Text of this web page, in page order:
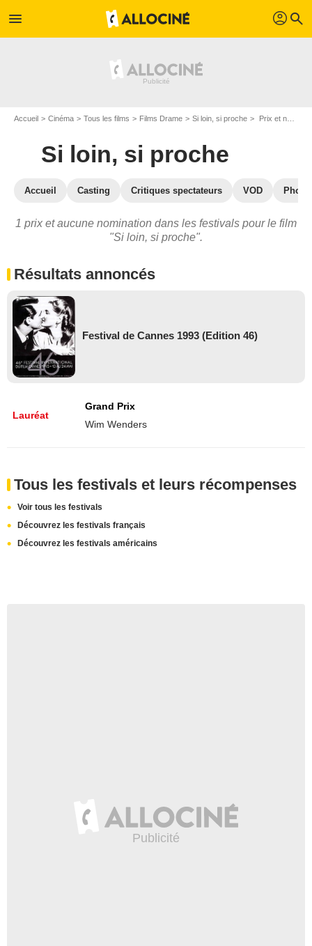
menu profil search
Accueil Cinéma Tous les films Films Drame Si loin, si proche Prix et nominations pour Si loin, si proche
Si loin, si proche
Accueil Casting Critiques spectateurs VOD
1 prix et aucune nomination dans les festivals pour le film
"Si loin, si proche".
Résultats annoncés
Festival de Cannes 1993 (Edition 46)
Lauréat
Grand Prix
Wim Wenders
Tous les festivals et leurs récompenses
Voir tous les festivals
Découvrez les festivals français
Découvrez les festivals américains